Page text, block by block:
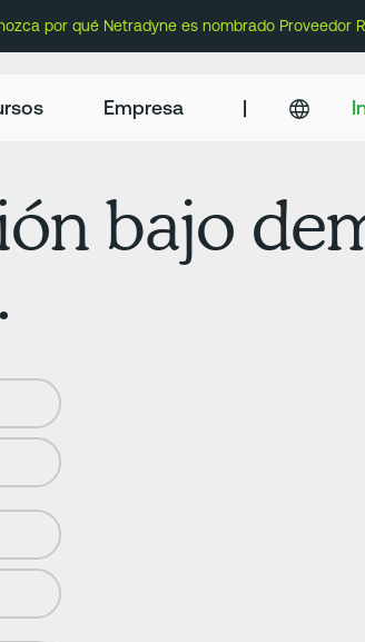
por qué Netradyne es nombrado Proveedor
Empresa |
bajo